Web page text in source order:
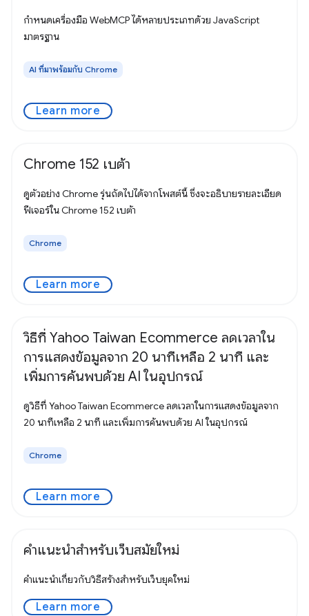
กำหนดเครื่องมือ WebMCP ได้หลายประเภทด้วย JavaScript
มาตรฐาน
AI ที่มาพร้อมกับ Chrome
Learn more
Chrome 152 เบต้า
ดูตัวอย่าง Chrome รุ่นถัดไปได้จากโพสต์นี้ ซึ่งจะอธิบายรายละเอียด
ฟีเจอร์ใน Chrome 152 เบต้า
Chrome
Learn more
วิธีที่ Yahoo Taiwan Ecommerce ลดเวลาใน
การแสดงข้อมูลจาก 20 นาทีเหลือ 2 นาที และ
เพิ่มการค้นพบด้วย AI ในอุปกรณ์
ดูวิธีที่ Yahoo Taiwan Ecommerce ลดเวลาในการแสดงข้อมูลจาก
20 นาทีเหลือ 2 นาที และเพิ่มการค้นพบด้วย AI ในอุปกรณ์
Chrome
Learn more
คำแนะนำสำหรับเว็บสมัยใหม่
คำแนะนำเกี่ยวกับวิธีสร้างสำหรับเว็บยุคใหม่
Learn more